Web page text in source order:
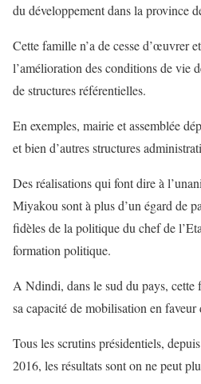
du développement dans la province
Cette famille n’a de cesse d’œuvrer
l’amélioration des conditions de vie
de structures référentielles.
En exemples, mairie et assemblée
et bien d’autres structures
Des réalisations qui font dire à
Miyakou sont à plus d’un égard de
fidèles de la politique du chef de
formation politique.
A Ndindi, dans le sud du pays, cette
sa capacité de mobilisation en faveur
Tous les scrutins présidentiels,
2016, les résultats sont on ne peut